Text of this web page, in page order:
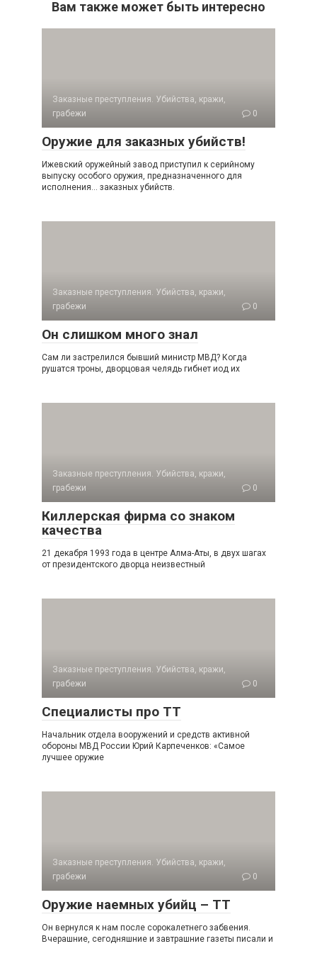
Вам также может быть интересно
Заказные преступления. Убийства, кражи,
грабежи
0
Оружие для заказных убийств!
Ижевский оружейный завод приступил к серийному
выпуску особого оружия, предназначенного для
исполнения… заказных убийств.
Заказные преступления. Убийства, кражи,
грабежи
0
Он слишком много знал
Сам ли застрелился бывший министр МВД? Когда
рушатся троны, дворцовая челядь гибнет иод их
Заказные преступления. Убийства, кражи,
грабежи
0
Киллерская фирма со знаком
качества
21 декабря 1993 года в центре Алма-Аты, в двух шагах
от президентского дворца неизвестный
Заказные преступления. Убийства, кражи,
грабежи
0
Специалисты про ТТ
Начальник отдела вооружений и средств активной
обороны МВД России Юрий Карпеченков: «Самое
лучшее оружие
Заказные преступления. Убийства, кражи,
грабежи
0
Оружие наемных убийц – ТТ
Он вернулся к нам после сорокалетнего забвения.
Вчерашние, сегодняшние и завтрашние газеты писали и